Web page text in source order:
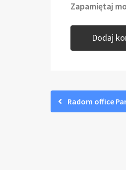
Zapamiętaj
Radom office Park – oferta dla